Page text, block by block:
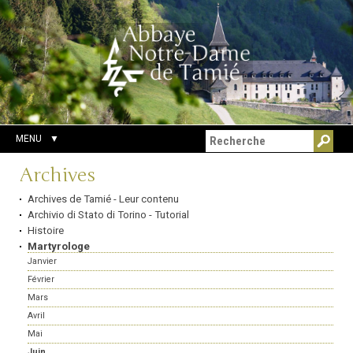
Aller
au
contenu.
|
Aller
à
la
navigation
Outils
personnels
Chercher par
Recherche
avancée…
MENU
Navigation
Archives
Archives de Tamié - Leur contenu
Archivio di Stato di Torino - Tutorial
Histoire
Martyrologe
Janvier
Février
Mars
Avril
Mai